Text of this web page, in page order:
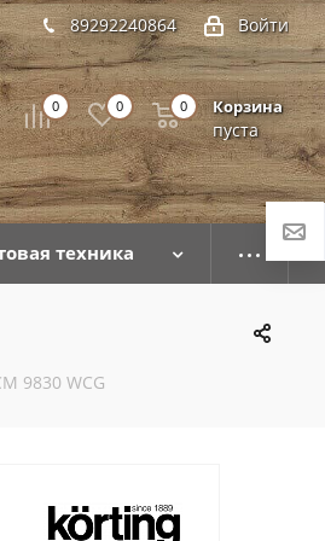
Войти
89292240864
0 0 Корзина
пуста
0
техника
9830 WCG